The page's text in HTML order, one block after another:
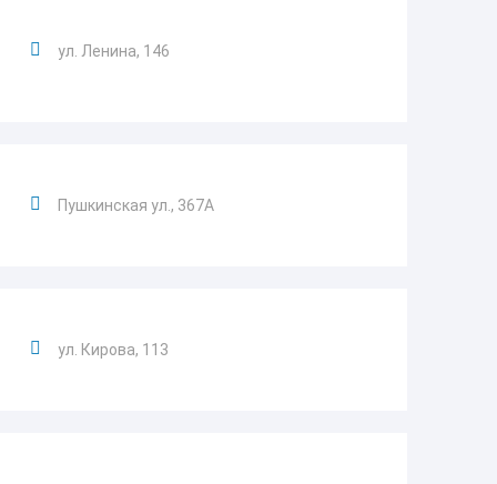
ул. Ленина, 146
Пушкинская ул., 367А
ул. Кирова, 113